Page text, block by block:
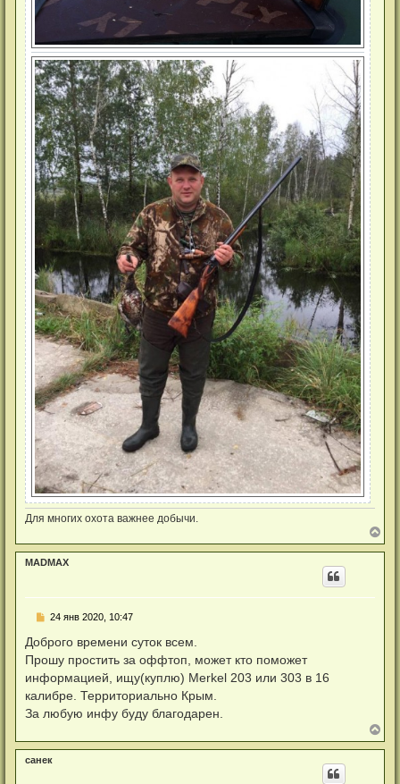
Для многих охота важнее добычи.
е
р
MADMAX
Н
п
р
о
ч
и
т
н
о
с
24 янв 2020, 10:47
Доброго времени суток всем.
Прошу простить за оффтоп, может кто поможет
информацией, ищу(куплю) Merkel 203 или 303 в 16
калибре. Территориально Крым.
За любую инфу буду благодарен.
е
р
санек